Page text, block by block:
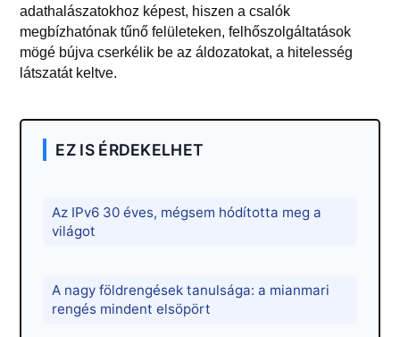
adathalászatokhoz képest, hiszen a csalók
megbízhatónak tűnő felületeken, felhőszolgáltatások
mögé bújva cserkélik be az áldozatokat, a hitelesség
látszatát keltve.
EZ IS ÉRDEKELHET
Az IPv6 30 éves, mégsem hódította meg a
világot
A nagy földrengések tanulsága: a mianmari
rengés mindent elsöpört